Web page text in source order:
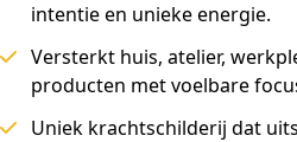
intentie en unieke energie.
Versterkt huis, atelier,
producten met voelbare
Uniek krachtschilderij dat